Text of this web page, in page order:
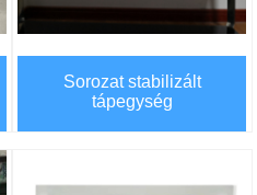
Sorozat stabilizált
tápegység